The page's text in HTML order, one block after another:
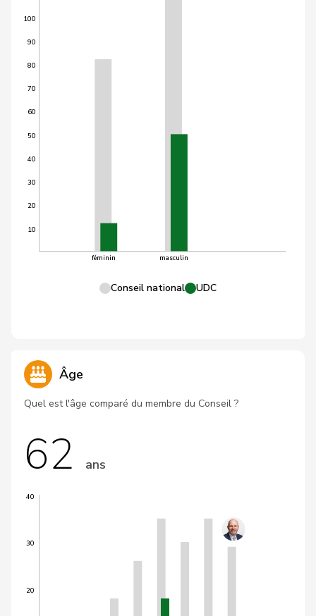
10
20
30
40
50
60
70
80
90
100
féminin masculin
Conseil national UDC
Âge
Quel est l'âge comparé du membre du Conseil ?
62 ans
20
30
40